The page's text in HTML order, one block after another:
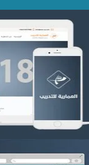
تصميم